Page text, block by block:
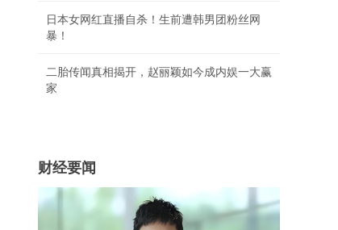
日本女网红直播自杀！生前遭韩男团粉丝网
暴！
二胎传闻真相揭开，赵丽颖如今成内娱一大赢
家
财经要闻